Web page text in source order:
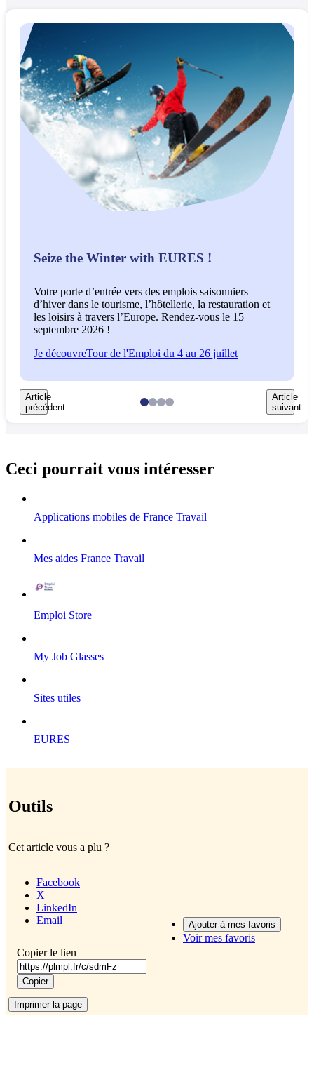
carrousel
Article
précédent
Article
suivant
Seize the Winter with EURES !
Votre porte d’entrée vers des emplois saisonniers
d’hiver dans le tourisme, l’hôtellerie, la restauration et
les loisirs à travers l’Europe. Rendez-vous le 15
septembre 2026 !
Je découvreTour de l'Emploi du 4 au 26 juillet
carrousel
Ceci pourrait vous intéresser
Applications mobiles de France Travail
Mes aides France Travail
Emploi Store
My Job Glasses
Sites utiles
EURES
Outils
Cet article vous a plu ?
Facebook
X
LinkedIn
Email
Copier le lien
Copier
Ajouter à mes favoris
Voir mes favoris
Imprimerla page